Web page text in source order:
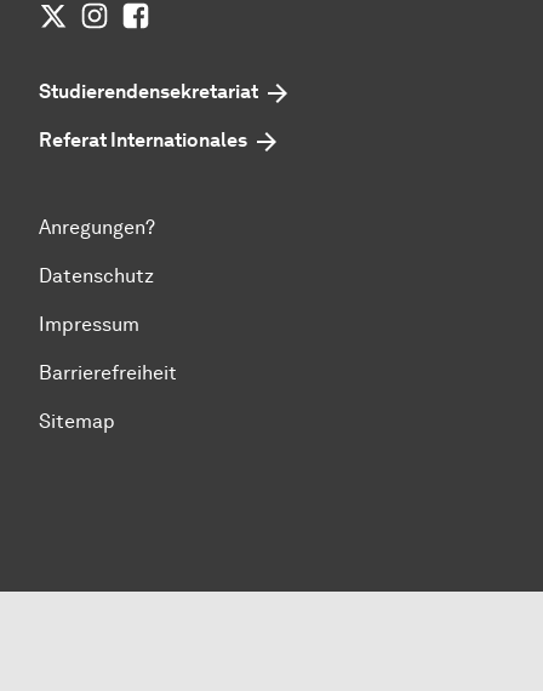
TwitterInstagram
Studierendensekretariat
Referat Internationales
Anregungen?
Datenschutz
Impressum
Barrierefreiheit
Sitemap